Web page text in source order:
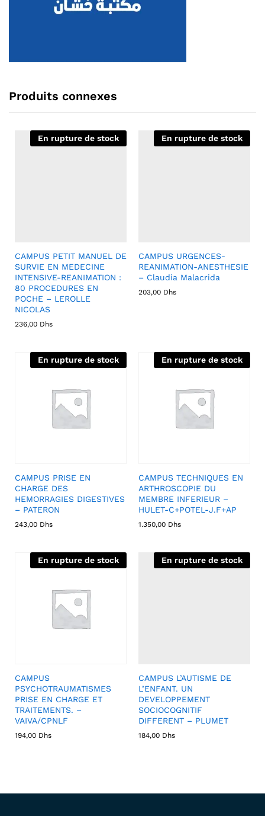
Produits connexes
En rupture de stock
CAMPUS PETIT MANUEL DE
SURVIE EN MEDECINE
INTENSIVE-REANIMATION :
80 PROCEDURES EN
POCHE – LEROLLE
NICOLAS
236,00 Dhs
En rupture de stock
CAMPUS URGENCES-
REANIMATION-ANESTHESIE
– Claudia Malacrida
203,00 Dhs
En rupture de stock
CAMPUS PRISE EN
CHARGE DES
HEMORRAGIES DIGESTIVES
– PATERON
243,00 Dhs
En rupture de stock
CAMPUS TECHNIQUES EN
ARTHROSCOPIE DU
MEMBRE INFERIEUR –
HULET-C+POTEL-J.F+AP
1.350,00 Dhs
En rupture de stock
CAMPUS
PSYCHOTRAUMATISMES
PRISE EN CHARGE ET
TRAITEMENTS. –
VAIVA/CPNLF
194,00 Dhs
En rupture de stock
CAMPUS L’AUTISME DE
L’ENFANT. UN
DEVELOPPEMENT
SOCIOCOGNITIF
DIFFERENT – PLUMET
184,00 Dhs